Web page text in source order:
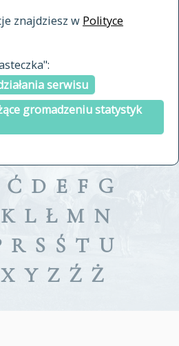
znajdziesz w Polityce
serwisu
gromadzeniu statystyk
a tergo
Ć D E F G
K L Ł M N
R S Ś T U
X Y Z Ź Ż